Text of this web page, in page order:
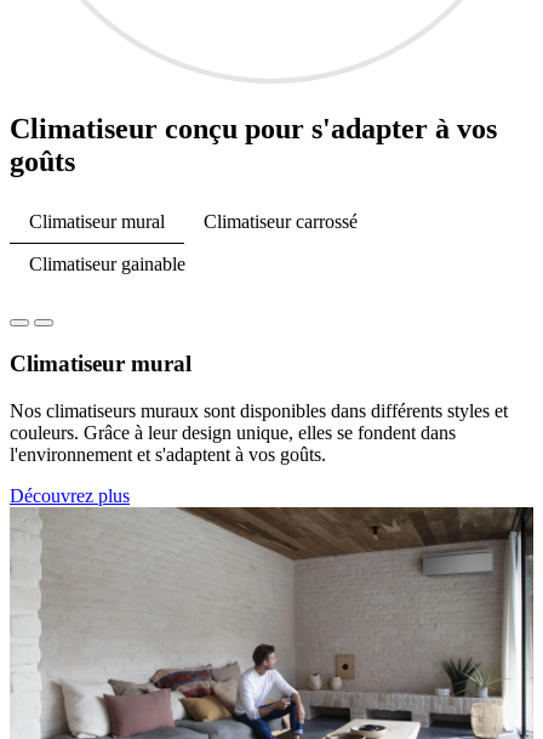
Climatiseur conçu pour s'adapter à vos
goûts
Climatiseur mural Climatiseur carrossé
Climatiseur gainable
Climatiseur mural
Nos climatiseurs muraux sont disponibles dans différents styles et
couleurs. Grâce à leur design unique, elles se fondent dans
l'environnement et s'adaptent à vos goûts.
Découvrez plus